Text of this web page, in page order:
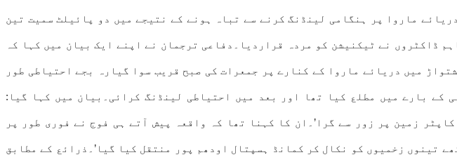
ماروا پر ہنگامی لینڈنگ کرنے سے تباہ ہونے کے نتیجے میں دو پائیلٹ سمیت تین
ڈاکٹروں نے ٹیکنیشن کو مردہ قراردیا۔دفاعی ترجمان نے اپنے ایک بیان میں کہا کہ
میں دریائے ماروا کے کنارے پر جمعرات کی صبح قریب سوا گیارہ بجے احتیاطی طور
کے بارے میں مطلع کیا تھا اور بعد میں احتیاطی لینڈنگ کرائی۔بیان میں کہا گیا:
زمین پر زور سے گرا’۔ان کا کہنا تھا کہ واقعہ پیش آتے ہی فوج نے فوری طور پر
تینوں زخمیوں کو نکال کر کمانڈ ہسپتال اودھم پور منتقل کیا گیا’۔ذرائع کے مطابق